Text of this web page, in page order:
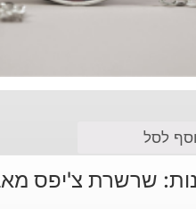
לסל
שרשרת צ'יפס